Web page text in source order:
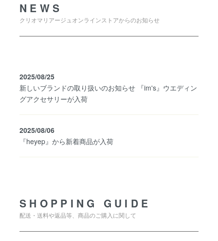
NEWS
クリオマリアージュオンラインストアからのお知らせ
2025/08/25
新しいブランドの取り扱いのお知らせ 『im's』ウエディン
グアクセサリーが入荷
2025/08/06
『heyep』から新着商品が入荷
SHOPPING GUIDE
配送・送料や返品等、商品のご購入に関して